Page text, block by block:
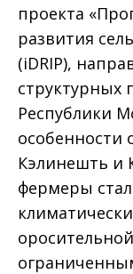
проекта
развития
(iDRIP),
структурных
Республики
особенности
Кэлинешть и
фермеры